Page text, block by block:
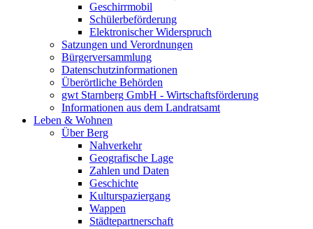
Geschirrmobil
Schülerbeförderung
Elektronischer Widerspruch
Satzungen und Verordnungen
Bürgerversammlung
Datenschutzinformationen
Überörtliche Behörden
gwt Starnberg GmbH - Wirtschaftsförderung
Informationen aus dem Landratsamt
Leben & Wohnen
Über Berg
Nahverkehr
Geografische Lage
Zahlen und Daten
Geschichte
Kulturspaziergang
Wappen
Städtepartnerschaft